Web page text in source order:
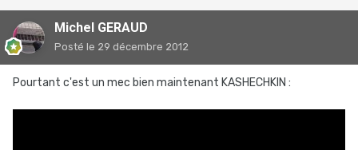
Michel GERAUD
Posté le 29 décembre 2012
Pourtant c'est un mec bien maintenant KASHECHKIN :